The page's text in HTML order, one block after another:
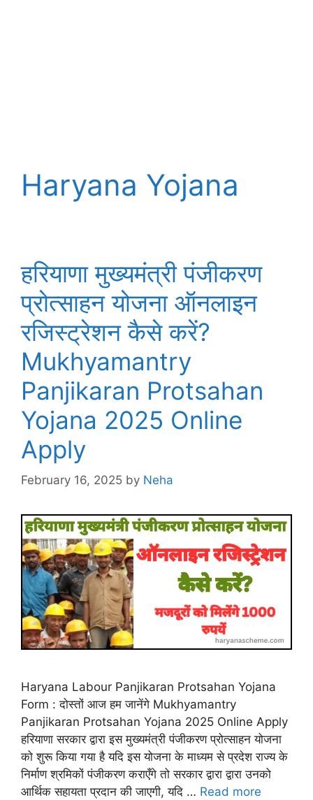
Haryana Yojana
हरियाणा मुख्यमंत्री पंजीकरण
प्रोत्साहन योजना ऑनलाइन
रजिस्ट्रेशन कैसे करें?
Mukhyamantry
Panjikaran Protsahan
Yojana 2025 Online
Apply
February 16, 2025 by Neha
Haryana Labour Panjikaran Protsahan Yojana
Form : दोस्तों आज हम जानेंगे Mukhyamantry
Panjikaran Protsahan Yojana 2025 Online Apply
हरियाणा सरकार द्वारा इस मुख्यमंत्री पंजीकरण प्रोत्साहन योजना
को शुरू किया गया है यदि इस योजना के माध्यम से प्रदेश राज्य के
निर्माण श्रमिकों पंजीकरण कराएँगे तो सरकार द्वारा द्वारा उनको
आर्थिक सहायता प्रदान की जाएगी, यदि … Read more